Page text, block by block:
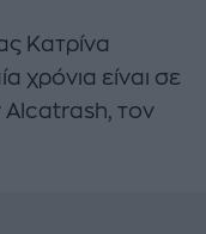
Κατρίνα
χρόνια είναι σε
Alcatrash, τον